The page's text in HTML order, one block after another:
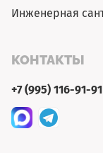
Инженерная
КОНТАКТЫ
+7 (995) 116-91-91